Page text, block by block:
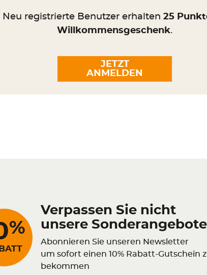
Neu registrierte Benutzer erhalten 25
Willkommensgeschenk.
JETZT
ANMELDEN
%
Verpassen Sie nicht
unsere Sonderangebote
Abonnieren Sie unseren Newsletter
um sofort einen 10% Rabatt-Gutschein
bekommen